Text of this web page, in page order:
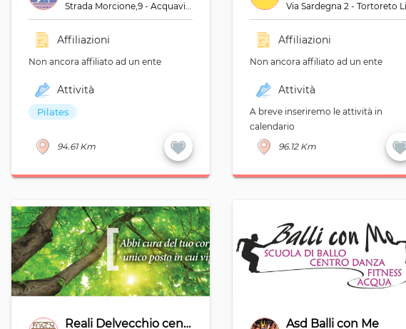
Strada Morcione,9 - Acquaviva - NOT REQUIRED - 47892
Affiliazioni
Non ancora affiliato ad un ente
Attività
Pilates
94.61 Km
Affiliazioni
Non ancora affiliato ad un ente
Attività
A breve inseriremo le attività in
calendario
96.12 Km
Reali Delvecchio centro osteopatia Asd Balli con Me